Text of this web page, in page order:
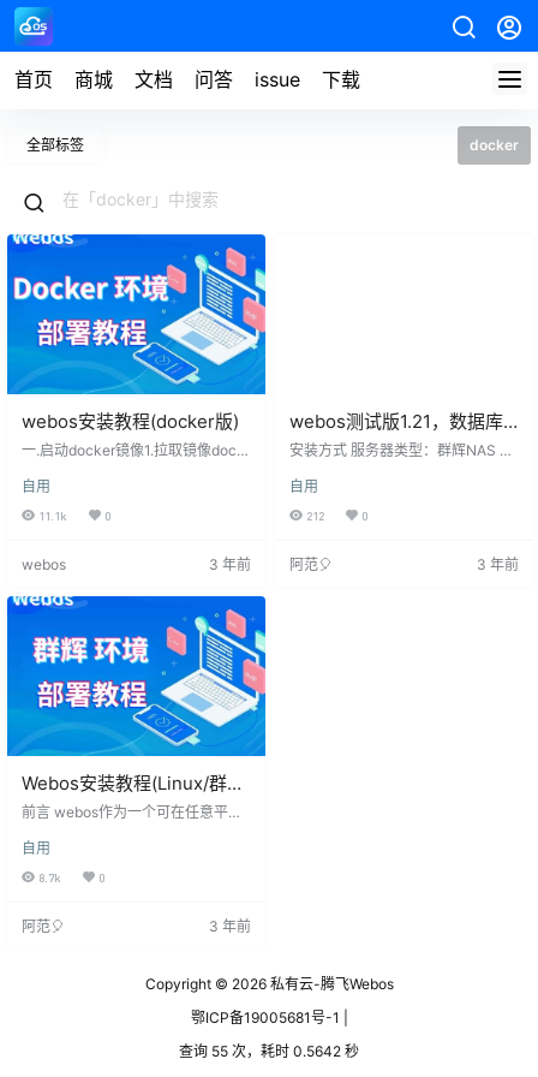
首页 商城 文档 问答 issue 下载
全部标签 docker
webos安装教程(docker版)
一.启动docker镜像1.拉取镜像dock
运行镜像(本次采用8089端口,文件
配置持久化地址/data/webos/rootP
ebos -p 8089:8088 -v /data/webo
自用
11.1k 0
webos 3 年前
webos测试版1.21，数据库
切换问题（需要注意的几
安装方式 服务器类型：群辉NAS 安
版1.21 遇到问题 群辉docker安装未
开启使用高限权执行容器 在进行数
数据库切换即可。 原创: @小火柴阿
自用
212 0
阿范🎈 3 年前
Webos安装教程(Linux/群晖
（NAS版)
前言 webos作为一个可在任意平台
不可少的，本教程适用于群辉
（黑、白），威联通，TureNAS、li
nux服务器及软路由等，请灵活运
（NAS，云服务器，软路由等） 设
桌面，在套件中心下载docker套件
自用
8.7k 0
阿范🎈 3 年前
Copyright © 2026私有云-腾飞Webos
鄂ICP备19005681号-1 |
查询 55 次，耗时 0.5642 秒